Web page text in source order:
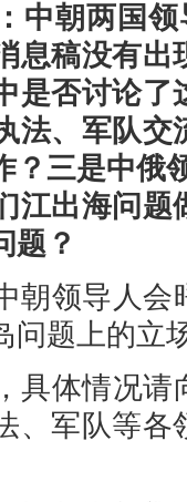
中朝两国
息稿没有
是否讨论
法、军队
？三是中俄
江出海问
题？
朝领导人会
问题上的立
具体情况
、军队等